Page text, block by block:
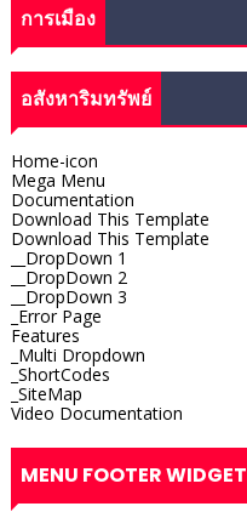
การเมือง
อสังหาริมทรัพย์
Home-icon
Mega Menu
Documentation
Download This Template
Download This Template
__DropDown 1
__DropDown 2
__DropDown 3
_Error Page
Features
_Multi Dropdown
_ShortCodes
_SiteMap
Video Documentation
MENU FOOTER WIDGET